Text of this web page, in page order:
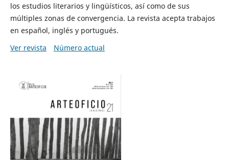
los estudios literarios y lingüísticos, así como de sus
múltiples zonas de convergencia. La revista acepta trabajos
en español, inglés y portugués.
Ver revista
Número actual